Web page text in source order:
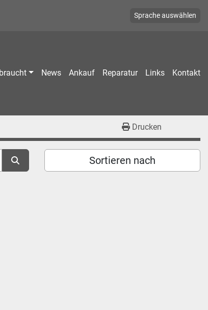
Sprache auswählen
News Ankauf Reparatur Links Kontakt
Drucken
Sortieren nach